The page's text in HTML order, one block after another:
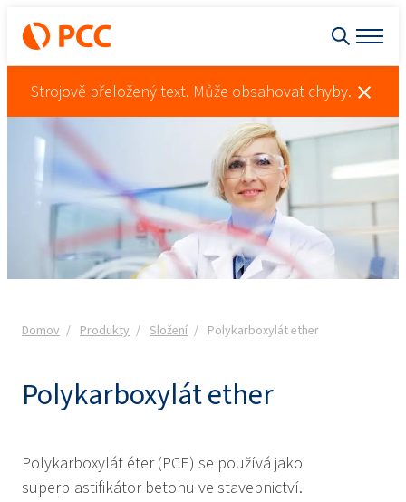
Strojově přeložený text. Může obsahovat chyby.
Domov Produkty Složení Polykarboxylát ether
Polykarboxylát ether
Polykarboxylát éter (PCE) se používá jako
superplastifikátor betonu ve stavebnictví.